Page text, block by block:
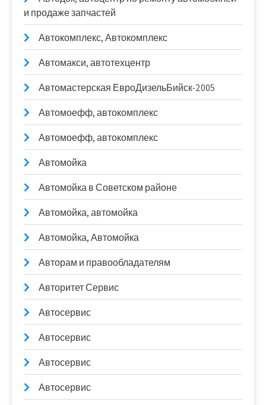
и продаже запчастей
Автокомплекс, Автокомплекс
Автомакси, автотехцентр
Автомастерская ЕвроДизельБийск-2005
Автомоефф, автокомплекс
Автомоефф, автокомплекс
Автомойка
Автомойка в Советском районе
Автомойка, автомойка
Автомойка, Автомойка
Авторам и правообладателям
Авторитет Сервис
Автосервис
Автосервис
Автосервис
Автосервис